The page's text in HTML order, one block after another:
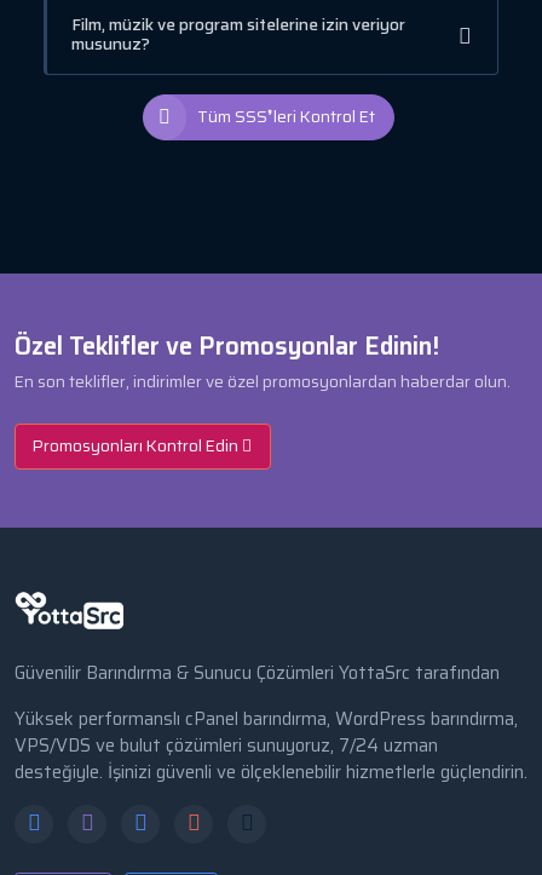
Film, müzik ve program sitelerine izin veriyor
musunuz?
Tüm SSS❜leri Kontrol Et
Özel Teklifler ve Promosyonlar Edinin!
En son teklifler, indirimler ve özel promosyonlardan haberdar olun.
Promosyonları Kontrol Edin
Güvenilir Barındırma & Sunucu Çözümleri YottaSrc tarafından
Yüksek performanslı cPanel barındırma, WordPress barındırma,
VPS/VDS ve bulut çözümleri sunuyoruz, 7/24 uzman
desteğiyle. İşinizi güvenli ve ölçeklenebilir hizmetlerle güçlendirin.